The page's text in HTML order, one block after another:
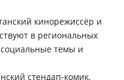
кинорежиссёр и
в региональных
темы и
стендап-комик,